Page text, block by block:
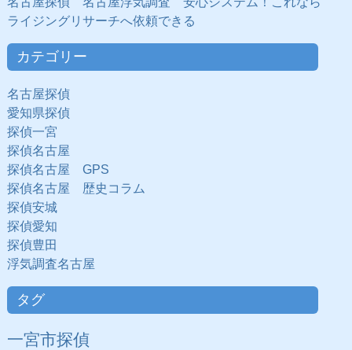
ライジングリサーチへ依頼できる
カテゴリー
名古屋探偵
愛知県探偵
探偵一宮
探偵名古屋
探偵名古屋 GPS
探偵名古屋 歴史コラム
探偵安城
探偵愛知
探偵豊田
浮気調査名古屋
タグ
一宮市探偵